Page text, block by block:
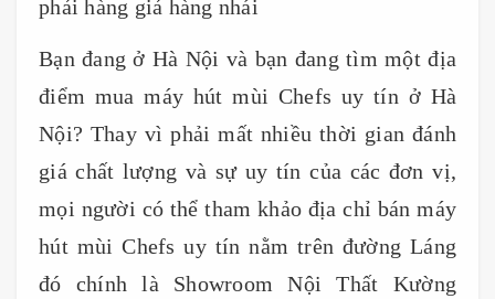
phải hàng giả hàng nhái
Bạn đang ở Hà Nội và bạn đang tìm một địa
điểm mua máy hút mùi Chefs uy tín ở Hà
Nội? Thay vì phải mất nhiều thời gian đánh
giá chất lượng và sự uy tín của các đơn vị,
mọi người có thể tham khảo địa chỉ bán máy
hút mùi Chefs uy tín nằm trên đường Láng
đó chính là Showroom Nội Thất Kường